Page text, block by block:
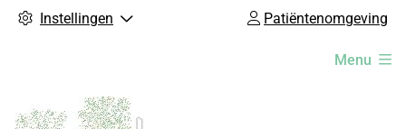
Instellingen Patiëntenomgeving
Menu